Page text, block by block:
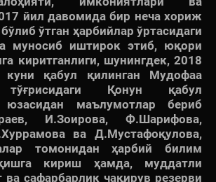
йил давомида бир неча хориж
ўтган ҳарбийлар ўртасидаги
муносиб иштирок этиб, юқори
киритганлиги, шунингдек, 2018
қабул қилинган Мудофаа
тўғрисидаги Қонун қабул
юзасидан маълумотлар бериб
И.Зоирова, Ф.Шарифова,
ва Д.Мустафоқулова,
томонидан ҳарбий билим
кириш ҳамда, муддатли
ва сафарбарлик чақирув резерви